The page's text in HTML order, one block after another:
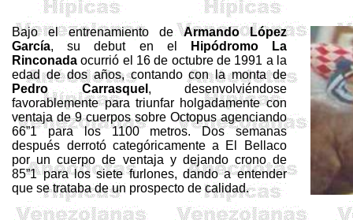
Bajo el entrenamiento deArmando López
García, su debut en el Hipódromo
La
Rinconada ocurrió el 16 de octubre de 1991 a la
edad de dos años, contando con la monta de
PedroCarrasquel , desenvolviéndose
favorablemente para triunfar holgadamente con
ventaja de 9 cuerpos sobre Octopus agenciando
66”1 para los1100 metros. Dos semanas
después derrotó categóricamente a El Bellaco
por un cuerpo de ventaja y dejando crono de
85”1 para los siete furlones, dando a entender
que se trataba de un prospecto de calidad.